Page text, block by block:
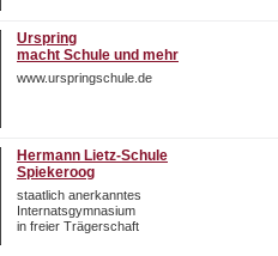
Urspring
macht Schule und mehr
www.urspringschule.de
Hermann Lietz-Schule
Spiekeroog
staatlich anerkanntes
Internatsgymnasium
in freier Trägerschaft